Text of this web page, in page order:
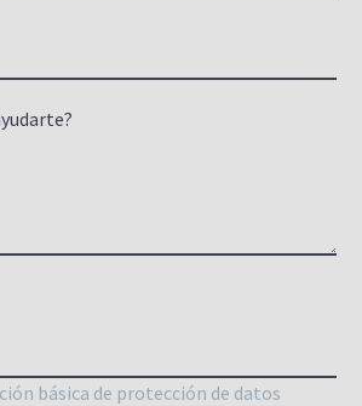
básica de protección de datos